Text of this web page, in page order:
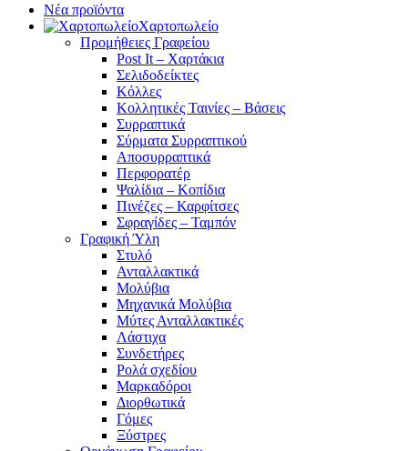
Νέα προϊόντα
Χαρτοπωλείο
Προμήθειες Γραφείου
Post It – Χαρτάκια
Σελιδοδείκτες
Κόλλες
Κολλητικές Ταινίες – Βάσεις
Συρραπτικά
Σύρματα Συρραπτικού
Αποσυρραπτικά
Περφορατέρ
Ψαλίδια – Κοπίδια
Πινέζες – Καρφίτσες
Σφραγίδες – Ταμπόν
Γραφική Ύλη
Στυλό
Ανταλλακτικά
Μολύβια
Μηχανικά Μολύβια
Μύτες Ανταλλακτικές
Λάστιχα
Συνδετήρες
Ρολά σχεδίου
Μαρκαδόροι
Διορθωτικά
Γόμες
Ξύστρες